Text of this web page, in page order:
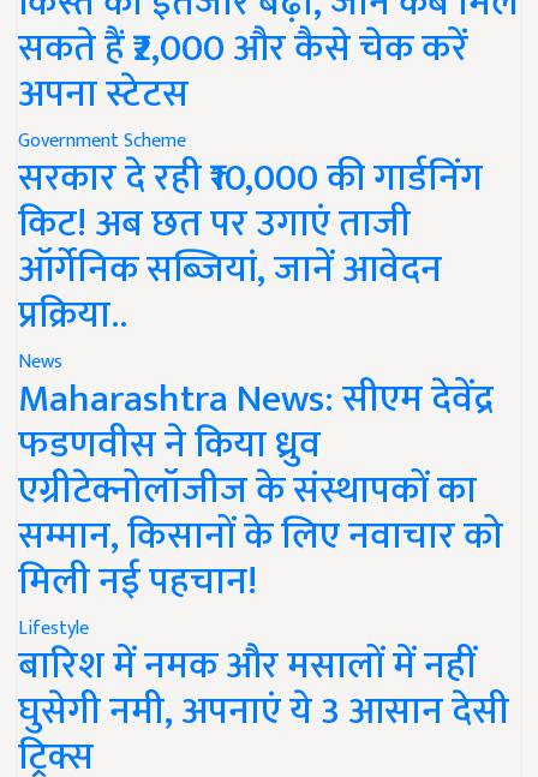
सकते हैं ₹2,000 और कैसे चेक करें
अपना स्टेटस
Government Scheme
सरकार दे रही ₹10,000 की गार्डनिंग
किट! अब छत पर उगाएं ताजी
ऑर्गेनिक सब्जियां, जानें आवेदन
प्रक्रिया..
News
Maharashtra News: सीएम देवेंद्र
फडणवीस ने किया ध्रुव
एग्रीटेक्नोलॉजीज के संस्थापकों का
सम्मान, किसानों के लिए नवाचार को
मिली नई पहचान!
Lifestyle
बारिश में नमक और मसालों में नहीं
घुसेगी नमी, अपनाएं ये 3 आसान देसी
ट्रिक्स